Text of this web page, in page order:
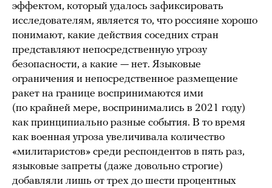
эффектом, который удалось зафиксировать
исследователям, является то, что россияне хорошо
понимают, какие действия соседних стран
представляют непосредственную угрозу
безопасности, а какие — нет. Языковые
ограничения и непосредственное размещение
ракет на границе воспринимаются ими
(по крайней мере, воспринимались в 2021 году)
как принципиально разные события. В то время
как военная угроза увеличивала количество
«милитаристов» среди респондентов в пять раз,
языковые запреты (даже довольно строгие)
добавляли лишь от трех до шести процентных